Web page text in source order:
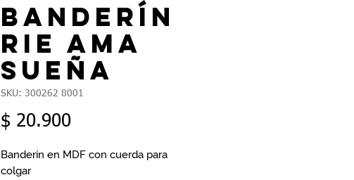
Banderín
Rie Ama
Sueña
SKU: 300262 8001
$ 20.900Precio
Banderín en MDF con cuerda para
colgar